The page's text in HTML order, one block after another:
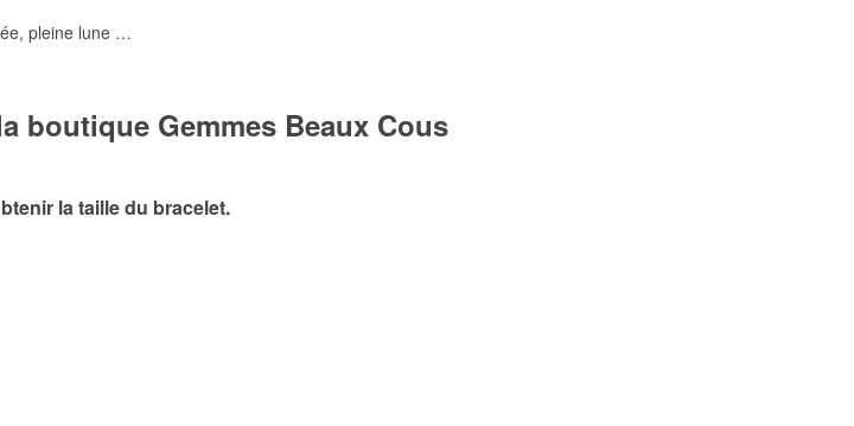
pleine lune …
boutique Gemmes Beaux Cous
la taille du bracelet.